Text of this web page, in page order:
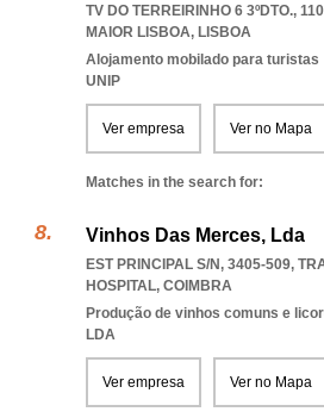
TV DO TERREIRINHO 6 3ºDTO.,
MAIOR LISBOA, LISBOA
Alojamento mobilado para turistas
UNIP
Ver empresa Ver no Mapa
Matches in the search for:
Vinhos Das Merces, Lda
EST PRINCIPAL S/N, 3405-509,
HOSPITAL, COIMBRA
Produção de vinhos comuns e
LDA
Ver empresa Ver no Mapa